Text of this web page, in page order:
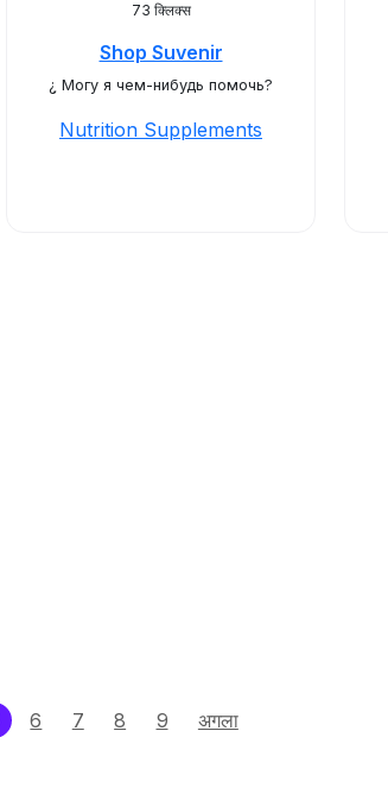
73 क्लिक्स
Shop Suvenir
¿ Могу я чем-нибудь помочь?
Nutrition Supplements
(current)
6 7 8 9 अगला